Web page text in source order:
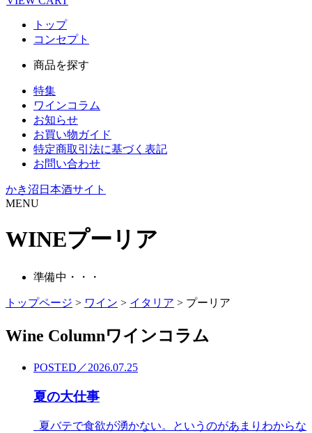
トップ
コンセプト
商品を探す
特集
ワインコラム
お知らせ
お買い物ガイド
特定商取引法に基づく表記
お問い合わせ
かき沼日本酒サイト
MENU
WINEプーリア
準備中・・・
トップページ > ワイン > イタリア > プーリア
Wine Columnワインコラム
POSTED／2026.07.25
夏の大仕事
夏バテで食欲が湧かない。というのがあまりわからな